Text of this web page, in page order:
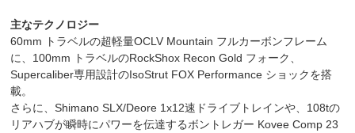
主なテクノロジー
60mm トラベルの超軽量OCLV Mountain フルカーボンフレーム
に、100mm トラベルのRockShox Recon Gold フォーク、
Supercaliber専用設計のIsoStrut FOX Performance ショックを搭
載。
さらに、Shimano SLX/Deore 1x12速ドライブトレインや、108tの
リアハブが瞬時にパワーを伝達するボントレガー Kovee Comp 23